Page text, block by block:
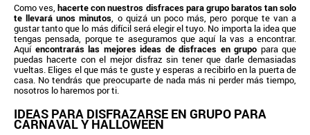
Como ves,hacerte con nuestros disfraces para grupo baratos tan solo
te llevará unos minutos , o quizá un poco más, pero porque te van a
gustar tanto que lo más difícil será elegir el tuyo. No importa la idea que
tengas pensada, porque te aseguramos que aquí la vas a encontrar.
Aquí encontrarás las mejores ideas de disfraces en grupo para que
puedas hacerte con el mejor disfraz sin tener que darle demasiadas
vueltas. Eliges el que más te guste y esperas a recibirlo en la puerta de
casa. No tendrás que preocuparte de nada más ni perder más tiempo,
nosotros lo haremos por ti.
IDEAS PARA DISFRAZARSE EN GRUPO PARA
CARNAVAL Y HALLOWEEN